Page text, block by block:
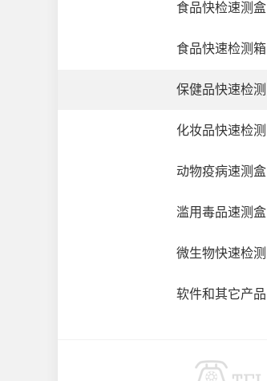
食品快检速测盒
食品快速检测箱
保健品快速检测
化妆品快速检测
动物疫病速测盒
滥用毒品速测盒
微生物快速检测
软件和其它产品